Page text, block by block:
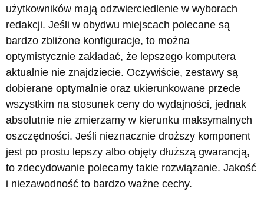
użytkowników mają odzwierciedlenie w wyborach
redakcji. Jeśli w obydwu miejscach polecane są
bardzo zbliżone konfiguracje, to można
optymistycznie zakładać, że lepszego komputera
aktualnie nie znajdziecie. Oczywiście, zestawy są
dobierane optymalnie oraz ukierunkowane przede
wszystkim na stosunek ceny do wydajności, jednak
absolutnie nie zmierzamy w kierunku maksymalnych
oszczędności. Jeśli nieznacznie droższy komponent
jest po prostu lepszy albo objęty dłuższą gwarancją,
to zdecydowanie polecamy takie rozwiązanie. Jakość
i niezawodność to bardzo ważne cechy.